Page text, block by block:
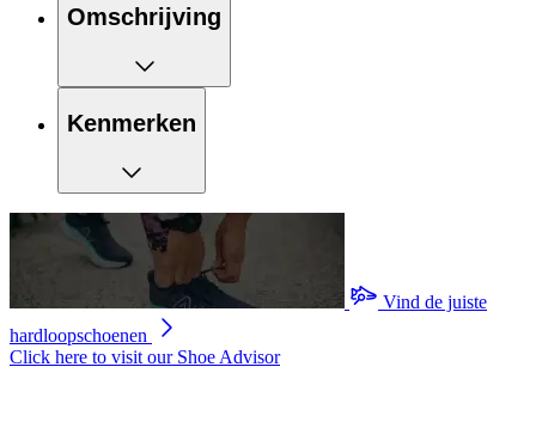
Omschrijving
Kenmerken
Vind de juiste
hardloopschoenen
Click here to visit our Shoe Advisor